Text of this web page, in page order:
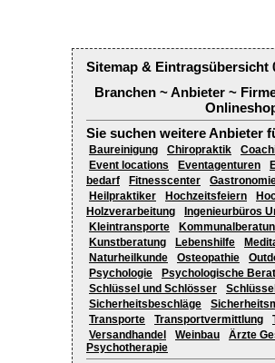
Sitemap & Eintragsübersicht
Branchen ~ Anbieter ~
Sie suchen weitere Anbieter
Baureinigung Chiropraktik
Event locations
Eventagenturen
bedarf
Fitnesscenter
Heilpraktiker
Hochzeitsfeiern
Holzverarbeitung
Ingenieurbüros
Kleintransporte
Kunstberatung
Lebenshilfe
Naturheilkunde
Osteopathie
Psychologie
Psychologische
Schlüssel und Schlösser
Sicherheitsbeschläge
Transporte
Transportvermittlung
Versandhandel
Weinbau
Ärzte
Psychotherapie